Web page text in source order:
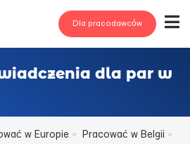
Dla pracodawców
dla par w
w Europie
Pracować w Belgii